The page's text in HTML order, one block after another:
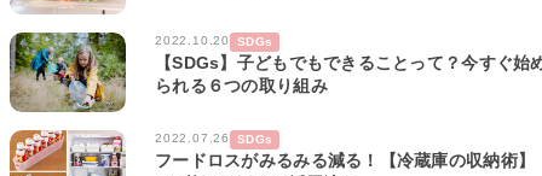
2022.10.20 SDGs
【SDGs】子どもでもできることって？今すぐ始
られる６つの取り組み
2022.07.26 SDGs
フードロスがみるみる減る！【冷蔵庫の収納術】